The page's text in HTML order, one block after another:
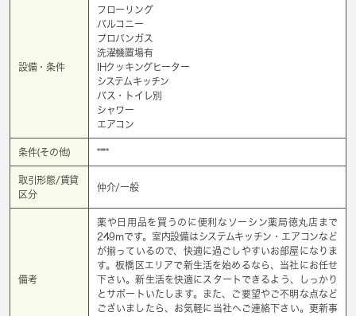
設備・条件
フローリング
バルコニー
プロパンガス
洗濯機置場有
IHクッキングヒーター
システムキッチン
バス・トイレ別
シャワー
エアコン
条件(その他) ****
取引形態/賃貸
区分
仲介/一般
備考
薬や日用品を買うのに便利なソーシン薬局徳丸店まで
249mです。室内設備はシステムキッチン・エアコンなど
が揃っているので、快適に過ごしやすいお部屋になりま
す。板橋区エリアで新生活を始めるなら、当社にお任せ
下さい。新生活を快適にスタートできるよう、しっかり
とサポートいたします。また、ご要望やご不明な点など
ございましたら、お気軽に当社へご連絡下さい。更新事